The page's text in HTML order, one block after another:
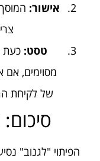
אישור:
טסט: כעת
מסוימים, אם
של לקיחת
הפיתוי "לגנוב"